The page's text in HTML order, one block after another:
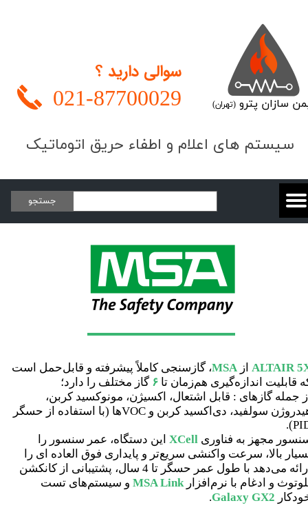
​​​سیستم های اعلام و اطفاء حریق اتوماتیک
سازان پترو(تهران)
سوالی دارید ؟
021-87700029
جستجو
ALTAIR از MSA، گازسنجی کاملاً پیشرفته و قابل‌حمل است
قابلیت اندازه‌گیری هم‌زمان تا ۶ گاز مختلف را دارد؛
جمله گازهای : قابل اشتعال، اکسیژن، مونوکسید کربن،
هیدروژن سولفید، دی‌اکسید کربن و VOC‌ها (با استفاده از حسگر
.
مجهز به فناوری XCell این دستگاه، عمر سنسور را
بالا، سرعت واکنشی سریع‌تر و پایداری فوق العاده ای را
ارائه می‌دهد با طول عمر حسگر تا 4 سال، پشتیبانی از کانکشن
و ادغام با نرم‌افزارMSA Link و سیستم‌های تست
Galaxy GX2
.